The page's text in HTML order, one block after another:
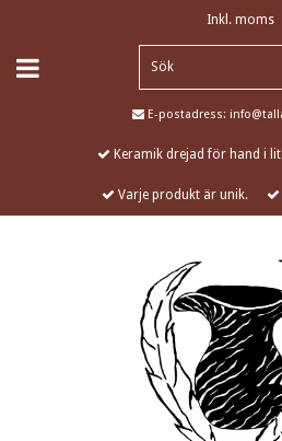
Inkl. moms
E-postadress:
Keramik drejad för hand i
Varje produkt är unik.